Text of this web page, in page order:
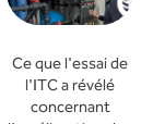
Ce que l'essai de
l'ITC a révélé
concernant